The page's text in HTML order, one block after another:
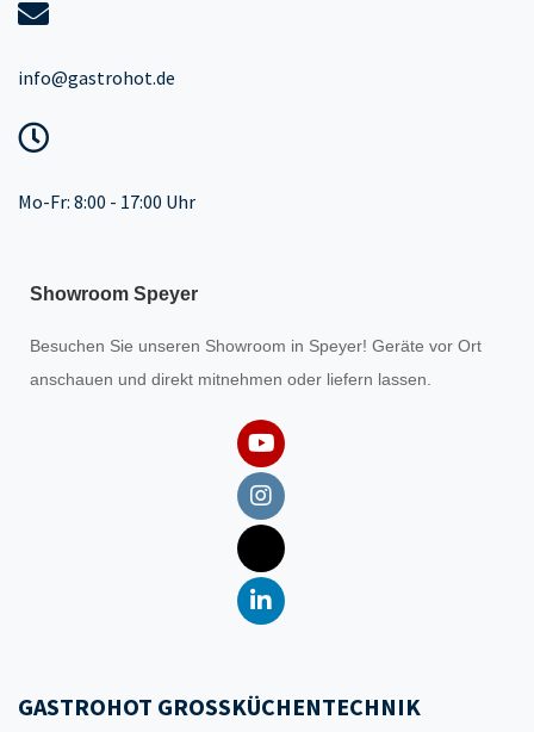
info@gastrohot.de
Mo-Fr: 8:00 - 17:00 Uhr
Showroom Speyer
Besuchen Sie unseren Showroom in Speyer! Geräte vor Ort
anschauen und direkt mitnehmen oder liefern lassen.
GASTROHOT GROSSKÜCHENTECHNIK